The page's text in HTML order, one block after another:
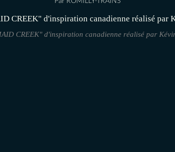
CREEK" d'inspiration canadienne réalisé par